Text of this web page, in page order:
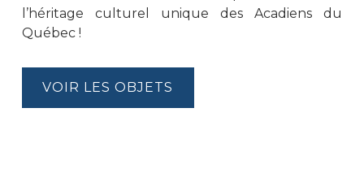
l’héritage culturel unique des Acadiens du
Québec !
VOIR LES OBJETS